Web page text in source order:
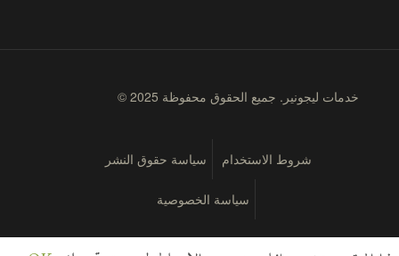
© 2025 خدمات ليجونير. جميع الحقوق محفوظة
شروط الاستخدام سياسة حقوق النشر
سياسة الخصوصية